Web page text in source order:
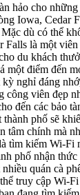
hảo cho
Iowa, Cedar
dù có thể
Falls là một
du khách
một điểm đến
nghỉ đáng
công viên đẹp
đến các bảo
phố sẽ
tâm chính mà
tìm kiếm Wi-Fi
phố nhận
quán cà
truy cập Wi-